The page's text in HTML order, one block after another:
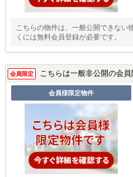
こちらの物件は、一般公開できな
くには無料会員登録が必要です。
会員限定 こちらは一般非公開の会員
会員様限定物件